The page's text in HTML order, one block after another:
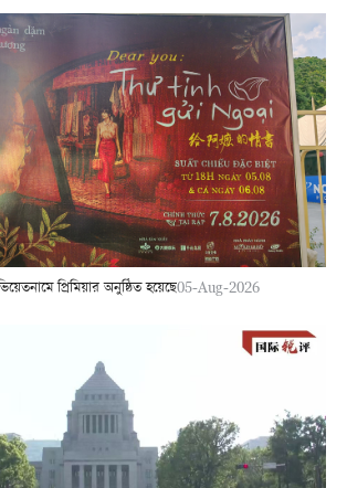
প্রিমিয়ার অনুষ্ঠিত হয়েছে05-Aug-2026